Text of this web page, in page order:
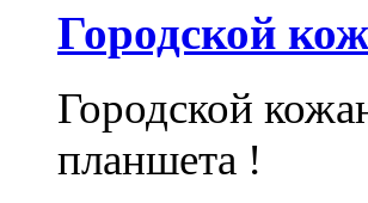
Городской
Городской
планшета !